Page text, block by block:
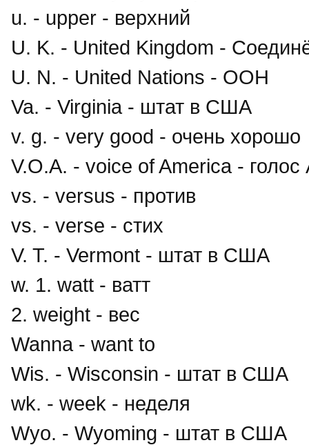
u. - upper - верхний
U. K. - United Kingdom -
U. N. - United Nations - ООН
Va. - Virginia - штат в США
v. g. - very good - очень хорошо
V.O.A. - voice of America -
vs. - versus - против
vs. - verse - стих
V. T. - Vermont - штат в США
w. 1. watt - ватт
2. weight - вес
Wanna - want to
Wis. - Wisconsin - штат в США
wk. - week - неделя
Wyo. - Wyoming - штат в США